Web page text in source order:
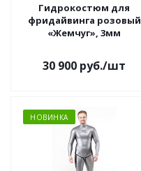
Гидрокостюм для
фридайвинга розовый
«Жемчуг», 3мм
30 900 руб./шт
НОВИНКА